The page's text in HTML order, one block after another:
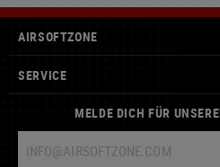
AIRSOFTZONE
SERVICE
MELDE DICH FÜR